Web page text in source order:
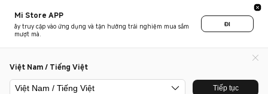
Mi Store APP
ãy truy cập vào ứng dụng và tận hưởng trải nghiệm mua sắm
mượt mà.
ĐI
Việt Nam / Tiếng Việt
Việt Nam / Tiếng Việt Tiếp tục